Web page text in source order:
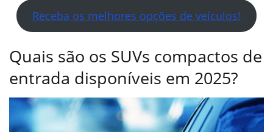
Receba os melhores opções de veículos!
Quais são os SUVs compactos de
entrada disponíveis em 2025?